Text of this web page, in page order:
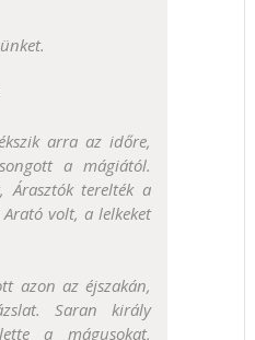
arra az időre,
a mágiától.
Árasztók terelték a
volt, a lelkeket
azon az éjszakán,
Saran király
a mágusokat,